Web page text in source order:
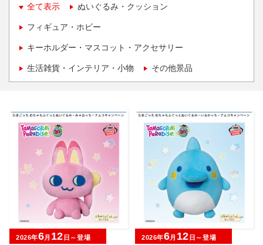
全て表示 ぬいぐるみ・クッション
フィギュア・ホビー
キーホルダー・マスコット・アクセサリー
生活雑貨・インテリア・小物 その他景品
2026年6月 12 日～登場 2026年6月 12 日～登場